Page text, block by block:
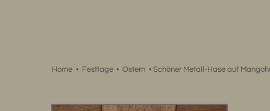
Home • Festtage • Ostern • Schöner Metall-Hase auf